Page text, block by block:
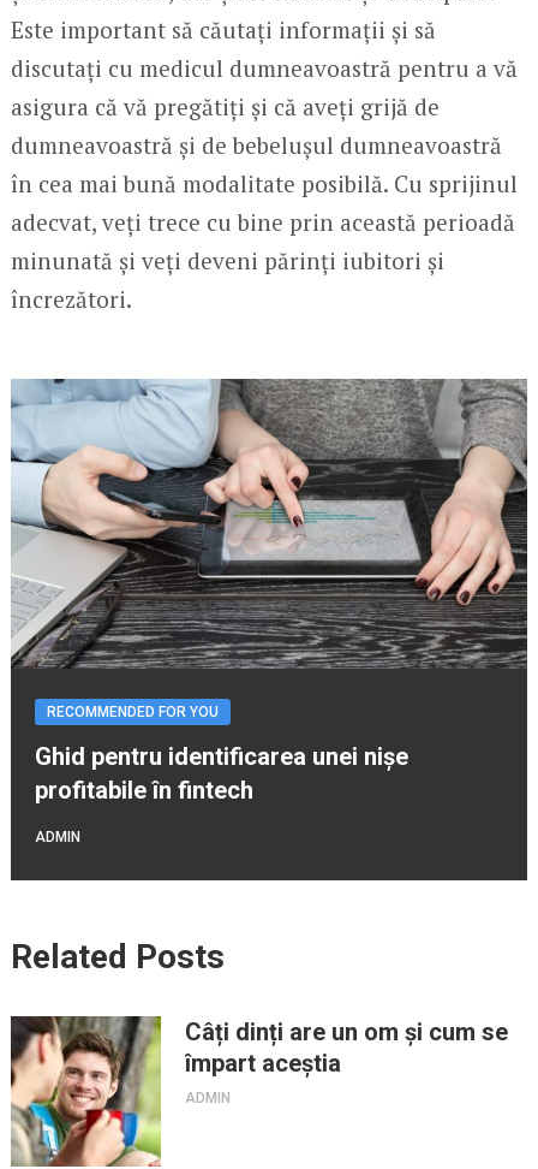
Este important să căutați informații și să
discutați cu medicul dumneavoastră pentru a vă
asigura că vă pregătiți și că aveți grijă de
dumneavoastră și de bebelușul dumneavoastră
în cea mai bună modalitate posibilă. Cu sprijinul
adecvat, veți trece cu bine prin această perioadă
minunată și veți deveni părinți iubitori și
încrezători.
RECOMMENDED FOR YOU
Ghid pentru identificarea unei nișe
profitabile în fintech
ADMIN
Related Posts
Câți dinți are un om și cum se
împart aceștia
ADMIN